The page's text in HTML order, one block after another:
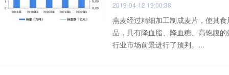
2019-04-12 19:00:38
燕麦经过精细加工制成麦片，使其
品，具有降血脂、降血糖、高饱腹
行业市场前景进行了预判。...